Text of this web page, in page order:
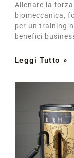
Allenare la forza
biomeccanica,
per un training
benefici
Leggi Tutto »